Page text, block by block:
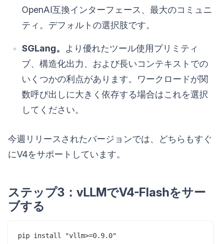
OpenAI互換インターフェース、最大のコミュニ
ティ。デフォルトの選択肢です。
SGLang。 より優れたツール使用プリミティ
ブ、構造化出力、および長いコンテキストでの
いくつかの利点があります。ワークロードが関
数呼び出しに大きく依存する場合はこれを選択
してください。
今週リリースされたバージョンでは、どちらもすぐ
にV4をサポートしています。
ステップ3：vLLMでV4-Flashをサー
ブする
pip install "vllm>=0.9.0"